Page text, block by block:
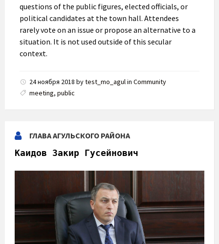
questions of the public figures, elected officials, or
political candidates at the town hall. Attendees
rarely vote on an issue or propose an alternative to a
situation. It is not used outside of this secular
context.
24 ноября 2018 bytest_mo_agulin Community
meeting, public
ГЛАВА АГУЛЬСКОГО РАЙОНА
Каидов Закир Гусейнович